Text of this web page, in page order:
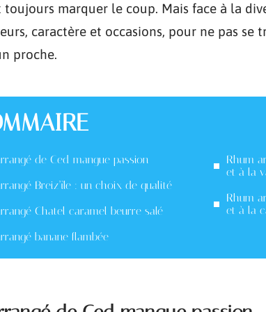
toujours marquer le coup. Mais face à la
caractère et occasions, pour ne pas
proche.
de Ced mangue passion
Breiz’île : un choix de qualité
Chatel caramel beurre salé
banane flambée
Rhum
et à la
Rhum
et à la